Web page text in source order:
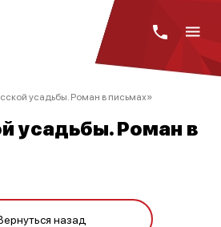
усадьбы. Роман в письмах»
усадьбы. Роман в
назад